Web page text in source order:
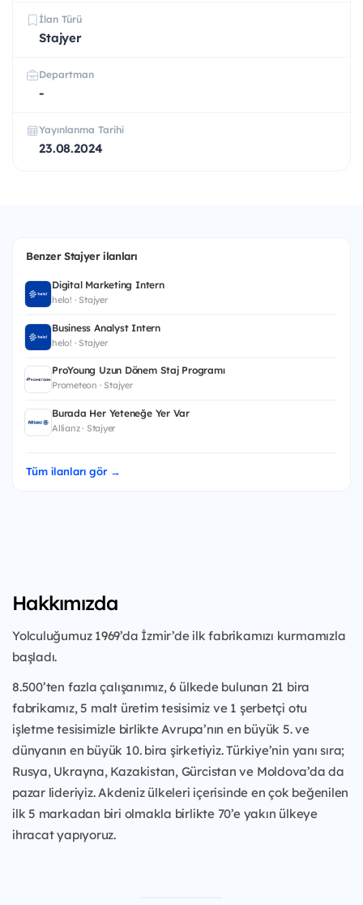
İlan Türü
Stajyer
Departman
-
Yayınlanma Tarihi
23.08.2024
Benzer Stajyer ilanları
Digital Marketing Intern
helo! · Stajyer
Business Analyst Intern
helo! · Stajyer
ProYoung Uzun Dönem Staj Programı
Prometeon · Stajyer
Burada Her Yeteneğe Yer Var
Allianz · Stajyer
Tüm ilanları gör →
Hakkımızda
Yolculuğumuz 1969’da İzmir’de ilk fabrikamızı kurmamızla
başladı.
8.500’ten fazla çalışanımız, 6 ülkede bulunan 21 bira
fabrikamız, 5 malt üretim tesisimiz ve 1 şerbetçi otu
işletme tesisimizle birlikte Avrupa’nın en büyük 5. ve
dünyanın en büyük 10. bira şirketiyiz. Türkiye’nin yanı sıra;
Rusya, Ukrayna, Kazakistan, Gürcistan ve Moldova’da da
pazar lideriyiz. Akdeniz ülkeleri içerisinde en çok beğenilen
ilk 5 markadan biri olmakla birlikte 70’e yakın ülkeye
ihracat yapıyoruz.